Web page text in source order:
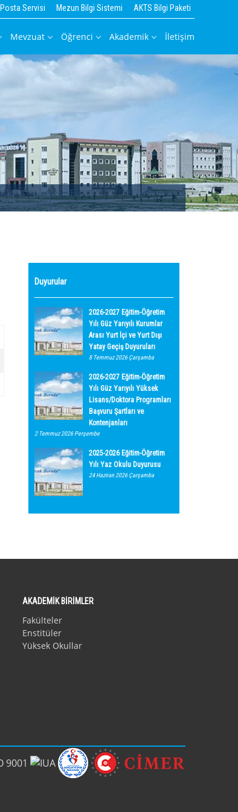
Servisi Mezun Bilgi Sistemi AKTS Bilgi Paketi
Mevzuat Öğrenci Akademik İletişim
Duyurular
2026-2027 Eğitim-Öğretim
Yılı Güz Yarıyılı Kurumlar
Arası Yurt İçi ve Yurt Dışı
Yatay Geçiş Duyuruları
8 Temmuz 2026 Çarşamba
2026-2027 Eğitim-Öğretim
Yılı Güz Yarıyılı Yüksek
Lisans/Doktora Programları
Başvuru Şartları ve
Kontenjanları
2 Temmuz 2026 Perşembe
2025-2026 Eğitim-Öğretim
Yılı Yaz Okulu Duyurusu
24 Haziran 2026 Çarşamba
AKADEMİK BİRİMLER
Fakülteler
Enstitüler
Yüksek Okullar